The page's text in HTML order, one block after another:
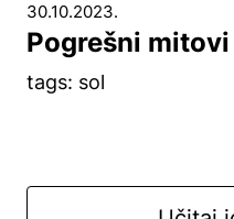
30.10.2023.
Pogrešni
tags: sol